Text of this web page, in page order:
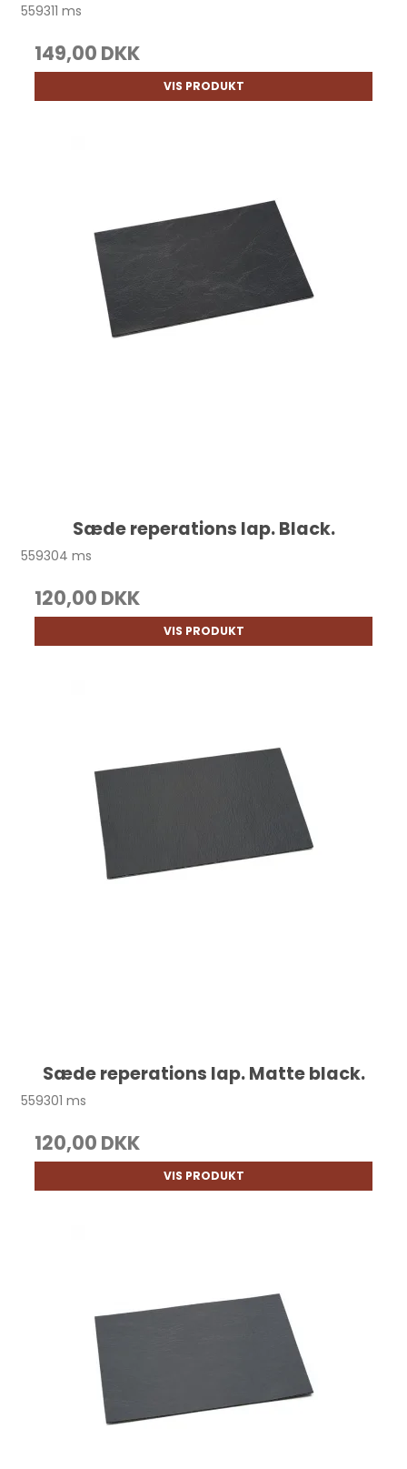
559311 ms
149,00 DKK
VIS PRODUKT
Sæde reperations lap. Black.
559304 ms
120,00 DKK
VIS PRODUKT
Sæde reperations lap. Matte black.
559301 ms
120,00 DKK
VIS PRODUKT